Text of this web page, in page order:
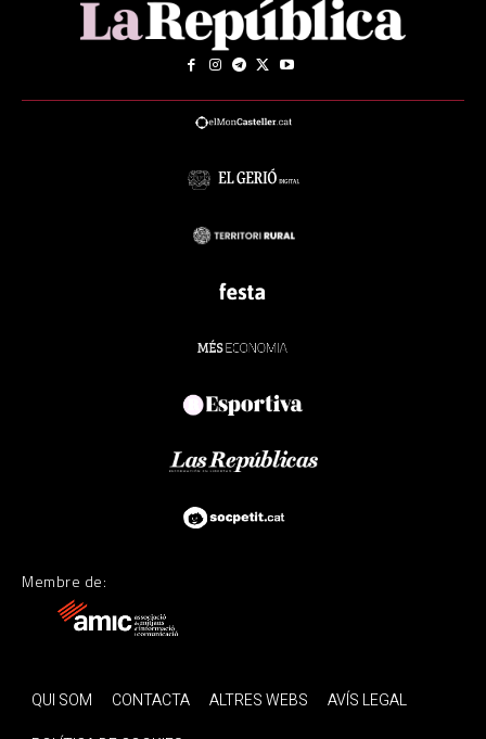
Membre de:
QUI SOM CONTACTA ALTRES WEBS
AVÍS LEGAL